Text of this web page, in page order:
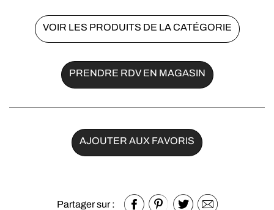
VOIR LES PRODUITS DE LA CATÉGORIE
PRENDRE RDV EN MAGASIN
AJOUTER AUX FAVORIS
Partager sur :